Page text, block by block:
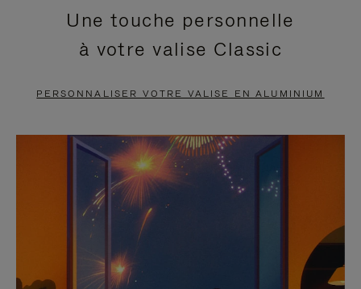
EN
PAUSE,
APPUYEZ
POUR
METTRE
PAUSE
VIDÉO
EST
DÉSACTIVÉ.
CLIQUER
POUR
RÉACTIVER
LE
SON
Une touche personnelle
à votre valise Classic
PERSONNALISER VOTRE VALISE EN ALUMINIUM